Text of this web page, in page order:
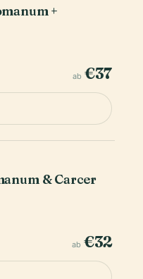
+
ab €37
& Carcer
ab €32